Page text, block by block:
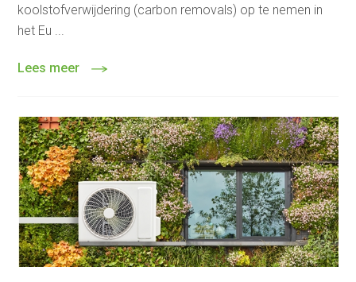
koolstofverwijdering (carbon removals) op te nemen in
het Eu ...
Lees meer